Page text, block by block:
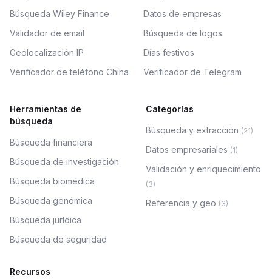
Búsqueda Wiley Finance
Datos de empresas
Validador de email
Búsqueda de logos
Geolocalización IP
Días festivos
Verificador de teléfono China
Verificador de Telegram
Herramientas de
búsqueda
Búsqueda financiera
Búsqueda de investigación
Búsqueda biomédica
Búsqueda genómica
Búsqueda jurídica
Búsqueda de seguridad
Categorías
Búsqueda y extracción (21)
Datos empresariales (1)
Validación y enriquecimiento
(3)
Referencia y geo (3)
Recursos